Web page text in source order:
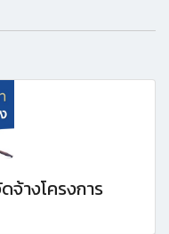
จ้างโครงการ